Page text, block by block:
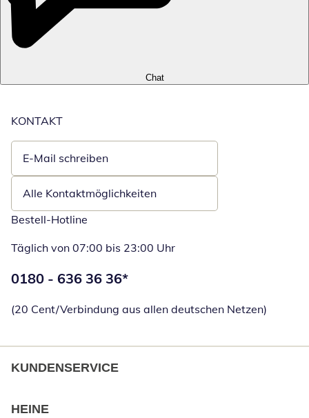
Chat
KONTAKT
E-Mail schreiben
Öffnet E-Mail-Client
Alle Kontaktmöglichkeiten
Bestell-Hotline
Täglich von 07:00 bis 23:00 Uhr
Telefonnummer:
0180 - 636 36 36*
(20 Cent/Verbindung aus allen deutschen Netzen)
KUNDENSERVICE
HEINE